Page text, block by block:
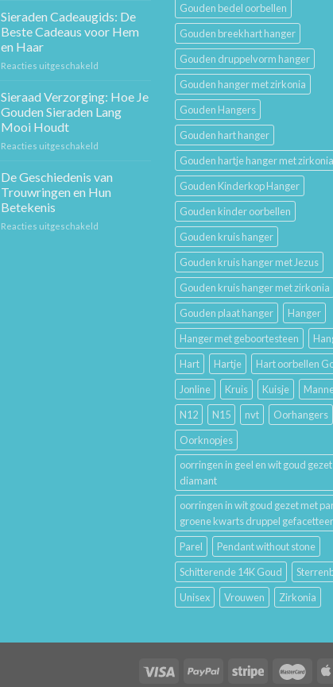
Gouden
Ketting:
Een
Mode
Sieraden Cadeaugids: De
Beste Cadeaus voor Hem
en Haar
Reacties uitgeschakeld
Cadeaugids:
De
Beste
Sieraad Verzorging: Hoe Je
Gouden Sieraden Lang
Mooi Houdt
Reacties uitgeschakeld
Hoe
Je
De Geschiedenis van
Trouwringen en Hun
Betekenis
Reacties uitgeschakeld
Gouden bedel oorbellen
Gouden breekhart hanger
Gouden druppelvorm hanger
Gouden hanger met zirkonia
Gouden Hangers
Gouden hart hanger
Gouden hartje hanger met zirkonia
Gouden Kinderkop Hanger
Gouden kinder oorbellen
Gouden kruis hanger
Gouden kruis hanger met Jezus
Gouden kruis hanger met zirkonia
Gouden plaat hanger
Hanger
Hanger met geboortesteen
Hart
Hartje
Hart oorbellen
Jonline
Kruis Kuisje
N12
N15 nvt
Oorhangers
Oorknopjes
oorringen in geel en wit goud
diamant
oorringen in wit goud gezet met
groene kwarts druppel
Parel
Pendant without stone
Schitterende 14K Goud
Unisex
Vrouwen Zirkonia